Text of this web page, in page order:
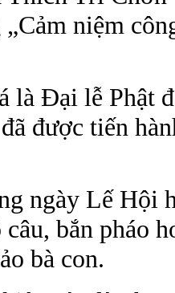
„Cảm niệm
là Đại lễ Phật
được tiến
ngày Lế Hội
bắn pháo
bà con.